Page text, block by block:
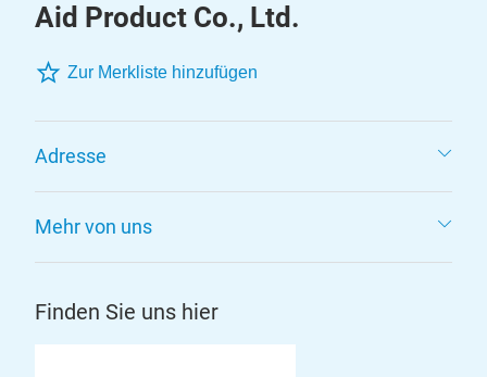
Aid Product Co., Ltd.
Zur Merkliste hinzufügen
Adresse
Mehr von uns
Finden Sie uns hier